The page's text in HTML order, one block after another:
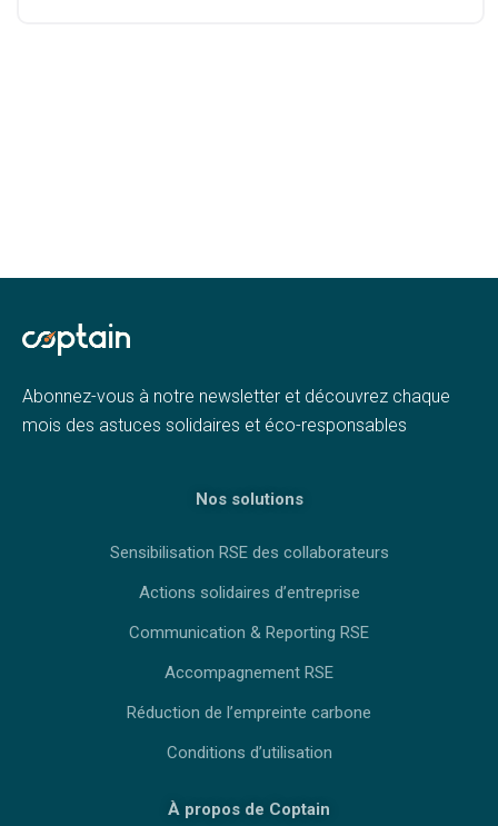
Abonnez-vous à notre newsletter et découvrez chaque
mois des astuces solidaires et éco-responsables
Nos solutions
Sensibilisation RSE des collaborateurs
Actions solidaires d’entreprise
Communication & Reporting RSE
Accompagnement RSE
Réduction de l’empreinte carbone
Conditions d’utilisation
À propos de Coptain